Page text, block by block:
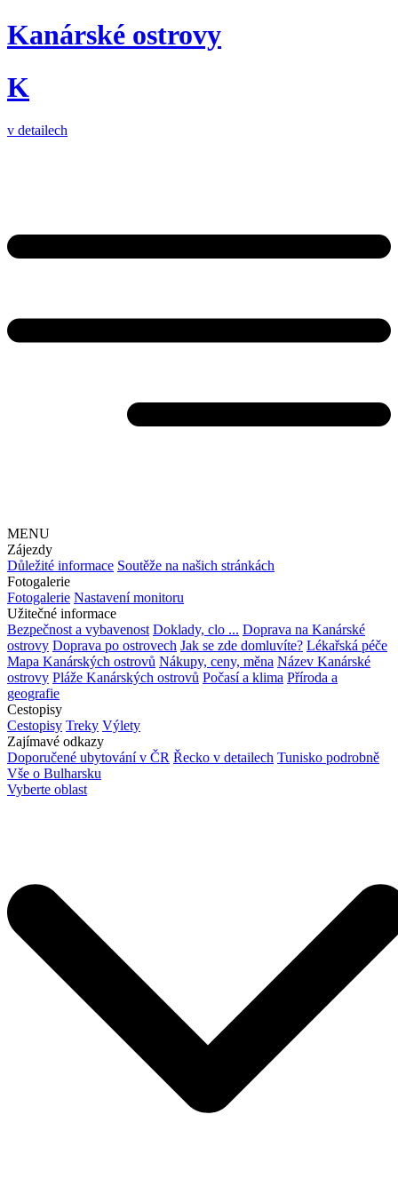
Kanárské ostrovy
K
v detailech
MENU
Zájezdy
Důležité informace Soutěže na našich stránkách
Fotogalerie
Fotogalerie Nastavení monitoru
Užitečné informace
Bezpečnost a vybavenost Doklady, clo ... Doprava na Kanárské
ostrovy Doprava po ostrovech Jak se zde domluvíte? Lékařská péče
Mapa Kanárských ostrovů Nákupy, ceny, měna Název Kanárské
ostrovy Pláže Kanárských ostrovů Počasí a klima Příroda a
geografie
Cestopisy
Cestopisy Treky Výlety
Zajímavé odkazy
Doporučené ubytování v ČR Řecko v detailech Tunisko podrobně
Vše o Bulharsku
Vyberte oblast